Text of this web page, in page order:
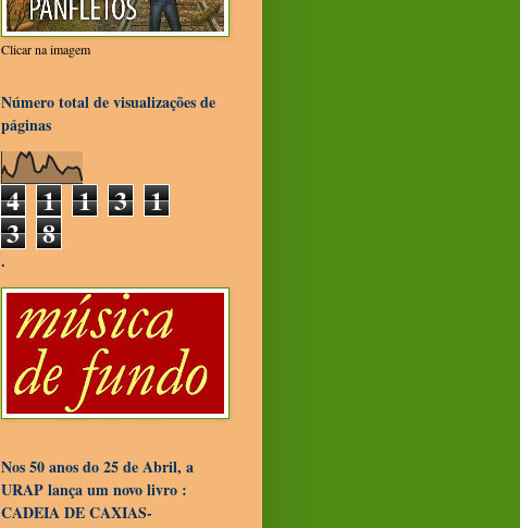
Clicar na imagem
Número total de visualizações de
páginas
4 1 1 3 1
3 8
.
Nos 50 anos do 25 de Abril, a
URAP lança um novo livro :
CADEIA DE CAXIAS-